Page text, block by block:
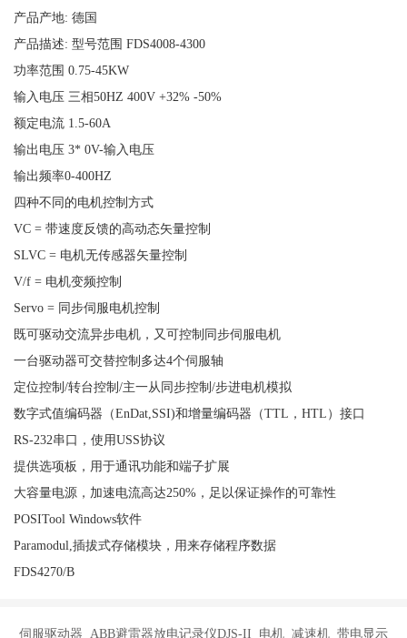
产品产地: 德国
产品描述: 型号范围 FDS4008-4300
功率范围 0.75-45KW
输入电压 三相50HZ 400V +32% -50%
额定电流 1.5-60A
输出电压 3* 0V-输入电压
输出频率0-400HZ
四种不同的电机控制方式
VC = 带速度反馈的高动态矢量控制
SLVC = 电机无传感器矢量控制
V/f = 电机变频控制
Servo = 同步伺服电机控制
既可驱动交流异步电机，又可控制同步伺服电机
一台驱动器可交替控制多达4个伺服轴
定位控制/转台控制/主一从同步控制/步进电机模拟
数字式值编码器（EnDat,SSI)和增量编码器（TTL，HTL）接口
RS-232串口，使用USS协议
提供选项板，用于通讯功能和端子扩展
大容量电源，加速电流高达250%，足以保证操作的可靠性
POSITool Windows软件
Paramodul,插拔式存储模块，用来存储程序数据
FDS4270/B
伺服驱动器 ABB避雷器放电记录仪DJS-II 电机 减速机 带电显示